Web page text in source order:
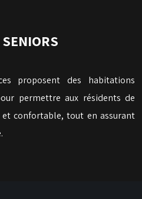
proposent des habitations
permettre aux résidents de
confortable, tout en assurant